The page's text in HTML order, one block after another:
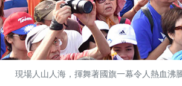
現場人山人海，揮舞著國旗一幕令人熱血沸